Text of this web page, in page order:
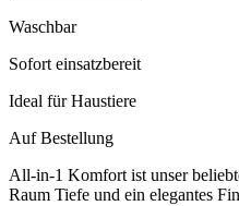
Waschbar
Sofort einsatzbereit
Ideal für Haustiere
Auf Bestellung
All-in-1 Komfort ist unser
Raum Tiefe und ein elegantes